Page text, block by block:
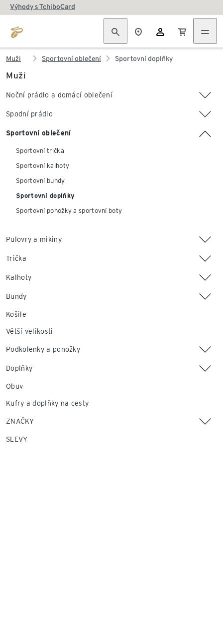
Výhody s TchiboCard
Muži Sportovní oblečení Sportovní doplňky
Muži
Noční prádlo a domácí oblečení
Spodní prádlo
Sportovní oblečení
Sportovní trička
Sportovní kalhoty
Sportovní bundy
Sportovní doplňky
Sportovní ponožky a sportovní boty
Pulovry a mikiny
Trička
Kalhoty
Bundy
Košile
Větší velikosti
Podkolenky a ponožky
Doplňky
Obuv
Kufry a doplňky na cesty
ZNAČKY
SLEVY